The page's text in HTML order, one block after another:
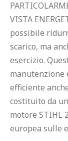
VISTA
possibile
scarico, ma
esercizio.
manutenzione
efficiente
costituito da
motore STIHL
europea sulle